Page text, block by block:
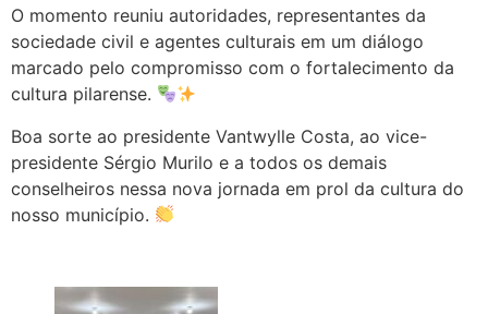
O momento reuniu autoridades, representantes da
sociedade civil e agentes culturais em um diálogo
marcado pelo compromisso com o fortalecimento da
cultura pilarense.
Boa sorte ao presidente Vantwylle Costa, ao vice-
presidente Sérgio Murilo e a todos os demais
conselheiros nessa nova jornada em prol da cultura do
nosso município.